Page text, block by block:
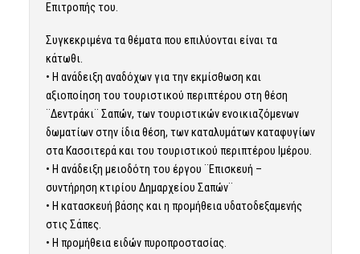
Επιτροπής του.
Συγκεκριμένα τα θέματα που επιλύονται είναι τα
κάτωθι.
• Η ανάδειξη αναδόχων για την εκμίσθωση και
αξιοποίηση του τουριστικού περιπτέρου στη θέση
¨Δεντράκι¨ Σαπών, των τουριστικών ενοικιαζόμενων
δωματίων στην ίδια θέση, των καταλυμάτων καταφυγίων
στα Κασσιτερά και του τουριστικού περιπτέρου Ιμέρου.
• Η ανάδειξη μειοδότη του έργου ¨Επισκευή –
συντήρηση κτιρίου Δημαρχείου Σαπών¨
• Η κατασκευή βάσης και η προμήθεια υδατοδεξαμενής
στις Σάπες.
• Η προμήθεια ειδών πυροπροστασίας.